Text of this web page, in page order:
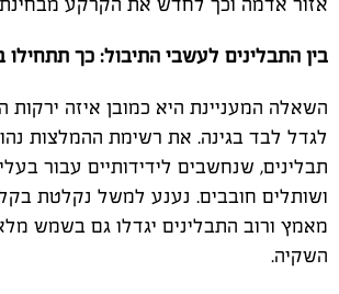
בין התבלינים לעשבי התיבול: כך תתחילו
השאלה המעניינת היא כמובן איזה ירקות
לגדל לבד בגינה. את רשימת ההמלצות
תבלינים, שנחשבים לידידותיים עבור
ושותלים חובבים. נענע למשל נקלטת
מאמץ ורוב התבלינים יגדלו גם בשמש
השקיה.